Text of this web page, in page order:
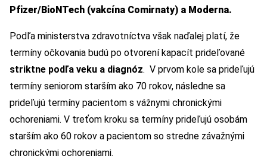
Pfizer/BioNTech (vakcína Comirnaty) a Moderna.
Podľa ministerstva zdravotníctva však naďalej platí, že
termíny očkovania budú po otvorení kapacít prideľované
striktne podľa veku a diagnóz. V prvom kole sa prideľujú
termíny seniorom starším ako 70 rokov, následne sa
prideľujú termíny pacientom s vážnymi chronickými
ochoreniami. V treťom kroku sa termíny prideľujú osobám
starším ako 60 rokov a pacientom so stredne závažnými
chronickými ochoreniami.